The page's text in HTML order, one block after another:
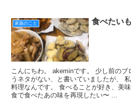
家族のこと 食べたい
こんにちわ。 akeminです。 少し前のブ
うネタがない、と書いていましたが、
料理なんです。 食べることが好き、美
食で食べたあの味を再現したい〜 ...